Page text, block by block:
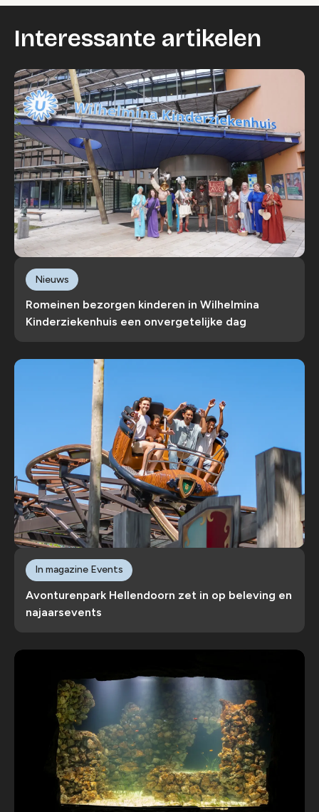
Interessante artikelen
Romeinen bezorgen kinderen in Wilhelmina
Kinderziekenhuis een onvergetelijke dag
Nieuws
Avonturenpark Hellendoorn zet in op beleving en
najaarsevents
In magazine Events